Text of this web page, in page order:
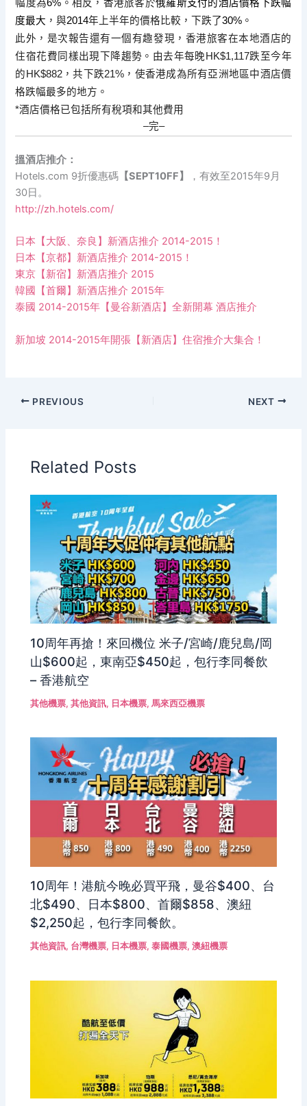
幅度為6% 。 相反，香港旅客於俄羅斯支付的酒店價格下跌幅
度最大 ，與2014年上半年的價格比較，下跌了30% 。
此外，是次報告還有一個有趣發現， 香港旅客在本地酒店的
住宿花費同樣出現下降趨勢。由去年每晚 HK$1,117跌至今年
的 HK$882，共下跌21% ， 使香港成為所有亞洲地區中酒店價
格跌幅最多的地方。
*酒店價格已包括所有稅項和其他費用
–完–
搵酒店推介：
Hotels.com 9折優惠碼 【SEPT10FF】
，有效至2015年9月
30日。
http://zh.hotels.com/
日本【大阪、奈良】新酒店推介 2014-2015！
日本【京都】新酒店推介 2014-2015！
東京【新宿】新酒店推介 2015
韓國【首爾】新酒店推介 2015年
泰國 2014-2015年【曼谷新酒店】全新開幕 酒店推介
新加坡 2014-2015年開張【新酒店】住宿推介大集合！
PREVIOUS NEXT
Related Posts
10周年再搶！來回機位 米子/宮崎/鹿兒島/岡
山$600起，東南亞$450起，包行李同餐飲
– 香港航空
其他機票,其他資訊, 日本機票,馬來西亞機票
10周年！港航今晚必買平飛，曼谷$400、台
北$490、日本$800、首爾$858、澳紐
$2,250起，包行李同餐飲。
其他資訊, 台灣機票, 日本機票,泰國機票,澳紐機票